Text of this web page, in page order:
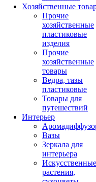
Хозяйственные
Прочие
хозяйственные
пластиковые
изделия
Прочие
хозяйственные
товары
Ведра, тазы
пластиковые
Товары для
путешествий
Интерьер
Вазы
Зеркала для
интерьера
Искусственные
растения,